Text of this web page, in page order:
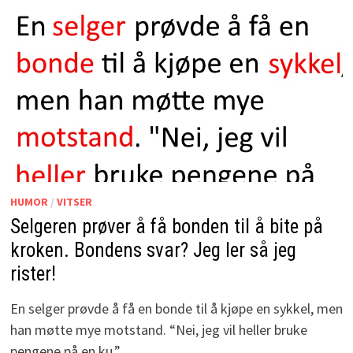
HUMOR/ VITSER
Selgeren prøver å få bonden til å bite på
kroken. Bondens svar? Jeg ler så jeg
rister!
En selger prøvde å få en bonde til å kjøpe en sykkel, men
han møtte mye motstand. “Nei, jeg vil heller bruke